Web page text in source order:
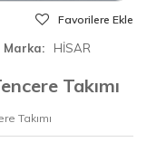
Favorilere Ekle
Marka HİSAR
Takımı
Takımı